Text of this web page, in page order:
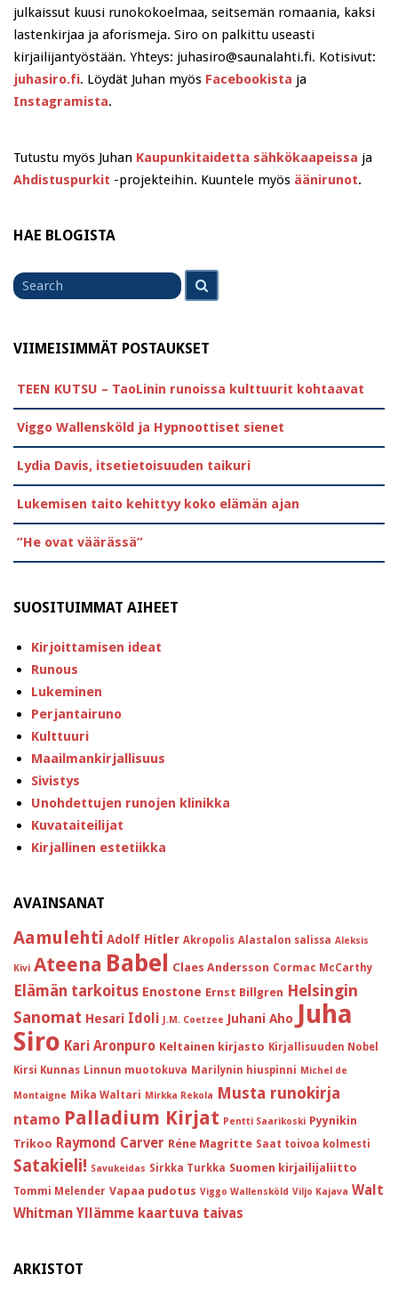
julkaissut kuusi runokokoelmaa, seitsemän romaania, kaksi
lastenkirjaa ja aforismeja. Siro on palkittu useasti
kirjailijantyöstään. Yhteys: juhasiro@saunalahti.fi. Kotisivut:
juhasiro.fi. Löydät Juhan myös Facebookista ja
Instagramista.
Tutustu myös Juhan Kaupunkitaidetta sähkökaapeissa ja
Ahdistuspurkit -projekteihin. Kuuntele myös äänirunot.
HAE BLOGISTA
Search
for
VIIMEISIMMÄT POSTAUKSET
TEEN KUTSU – TaoLinin runoissa kulttuurit kohtaavat
Viggo Wallensköld ja Hypnoottiset sienet
Lydia Davis, itsetietoisuuden taikuri
Lukemisen taito kehittyy koko elämän ajan
”He ovat väärässä”
SUOSITUIMMAT AIHEET
Kirjoittamisen ideat
Runous
Lukeminen
Perjantairuno
Kulttuuri
Maailmankirjallisuus
Sivistys
Unohdettujen runojen klinikka
Kuvataiteilijat
Kirjallinen estetiikka
AVAINSANAT
Aamulehti Adolf Hitler Akropolis Alastalon salissa Aleksis
Kivi Ateena Babel Claes Andersson Cormac McCarthy
Elämän tarkoitus Enostone Ernst Billgren Helsingin
Sanomat Hesari Idoli J.M. Coetzee Juhani Aho Juha
Siro Kari Aronpuro Keltainen kirjasto Kirjallisuuden Nobel
Kirsi Kunnas Linnun muotokuva Marilynin hiuspinni Michel de
Montaigne Mika Waltari Mirkka Rekola Musta runokirja
ntamo Palladium Kirjat Pentti Saarikoski Pyynikin
Trikoo Raymond Carver Réne Magritte Saat toivoa kolmesti
Satakieli! Savukeidas Sirkka Turkka Suomen kirjailijaliitto
Tommi Melender Vapaa pudotus Viggo Wallensköld Viljo Kajava Walt
Whitman Yllämme kaartuva taivas
ARKISTOT